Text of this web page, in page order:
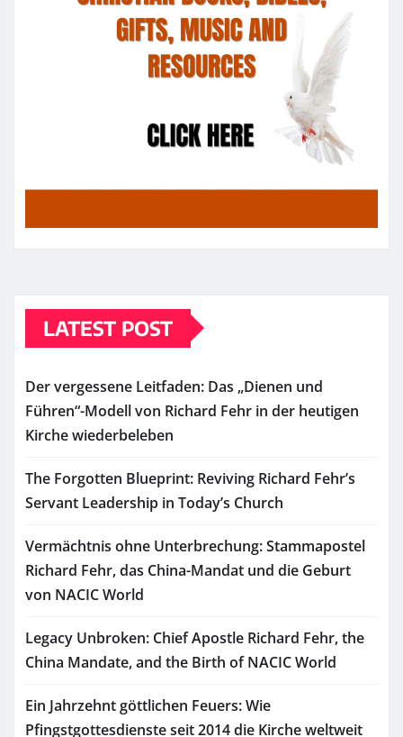
LATEST POST
Der vergessene Leitfaden: Das „Dienen und
Führen“-Modell von Richard Fehr in der heutigen
Kirche wiederbeleben
The Forgotten Blueprint: Reviving Richard Fehr’s
Servant Leadership in Today’s Church
Vermächtnis ohne Unterbrechung: Stammapostel
Richard Fehr, das China-Mandat und die Geburt
von NACIC World
Legacy Unbroken: Chief Apostle Richard Fehr, the
China Mandate, and the Birth of NACIC World
Ein Jahrzehnt göttlichen Feuers: Wie
Pfingstgottesdienste seit 2014 die Kirche weltweit